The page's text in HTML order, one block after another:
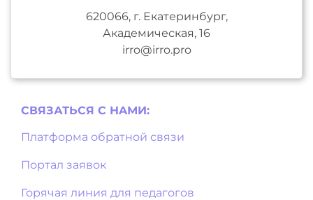
620066, г. Екатеринбург,
Академическая, 16
irro@irro.pro
СВЯЗАТЬСЯ С НAМИ:
Платформа обратной связи
Портал заявок
Горячая линия для педагогов